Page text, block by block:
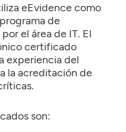
eEvidence como
de
el área de IT. El
certificado
experiencia del
la acreditación de
son: